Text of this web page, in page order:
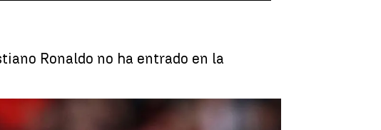
Ronaldo no ha entrado en la